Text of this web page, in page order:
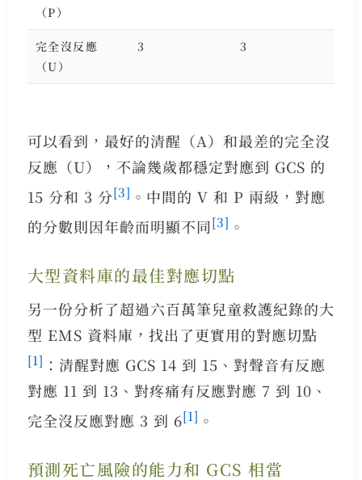
（P）
完全沒反應
（U）
3 3
可以看到，最好的清醒（A）和最差的完全沒
反應（U），不論幾歲都穩定對應到 GCS 的
15 分和 3 分[3] 。中間的 V 和 P 兩級，對應
的分數則因年齡而明顯不同[3] 。
大型資料庫的最佳對應切點
另一份分析了超過六百萬筆兒童救護紀錄的大
型 EMS 資料庫，找出了更實用的對應切點
[1] ：清醒對應 GCS 14 到 15、對聲音有反應
對應 11 到 13、對疼痛有反應對應 7 到 10、
完全沒反應對應 3 到 6[1] 。
預測死亡風險的能力和 GCS 相當